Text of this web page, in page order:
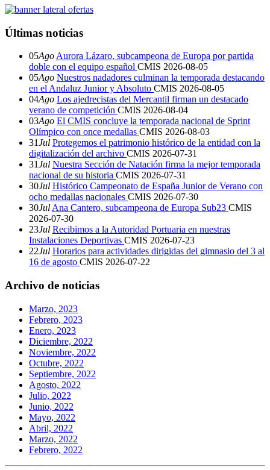
Últimas noticias
05Ago Aurora Lázaro, subcampeona de Europa por partida
doble con el equipo español CMIS 2026-08-05
05Ago Nuestros nadadores culminan la temporada destacando
en el Andaluz Junior y Absoluto CMIS 2026-08-05
04Ago Los ajedrecistas del Mercantil firman un destacado
verano de competición CMIS 2026-08-04
03Ago El CMIS concluye la temporada nacional de Sprint
Olímpico con once medallas CMIS 2026-08-03
31Jul Protegemos el patrimonio histórico de la entidad con la
digitalización del archivo CMIS 2026-07-31
31Jul Nuestra Sección de Natación firma la mejor temporada
nacional de su historia CMIS 2026-07-31
30Jul Histórico Campeonato de España Junior de Verano con
ocho medallas nacionales CMIS 2026-07-30
30Jul Ana Cantero, subcampeona de Europa Sub23 CMIS
2026-07-30
23Jul Recibimos a la Autoridad Portuaria en nuestras
Instalaciones Deportivas CMIS 2026-07-23
22Jul Horarios para actividades dirigidas del gimnasio del 3 al
16 de agosto CMIS 2026-07-22
Archivo de noticias
Marzo, 2023
Febrero, 2023
Enero, 2023
Diciembre, 2022
Noviembre, 2022
Octubre, 2022
Septiembre, 2022
Agosto, 2022
Julio, 2022
Junio, 2022
Mayo, 2022
Abril, 2022
Marzo, 2022
Febrero, 2022